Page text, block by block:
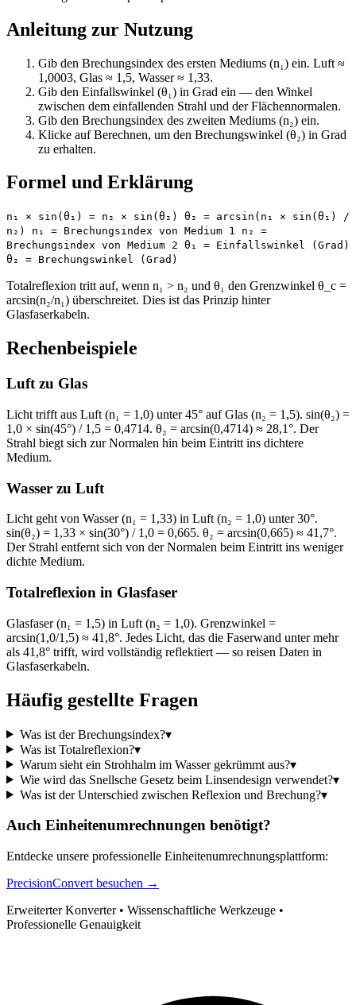
Anleitung zur Nutzung
Gib den Brechungsindex des ersten Mediums (n₁) ein. Luft ≈
1,0003, Glas ≈ 1,5, Wasser ≈ 1,33.
Gib den Einfallswinkel (θ₁) in Grad ein — den Winkel
zwischen dem einfallenden Strahl und der Flächennormalen.
Gib den Brechungsindex des zweiten Mediums (n₂) ein.
Klicke auf Berechnen, um den Brechungswinkel (θ₂) in Grad
zu erhalten.
Formel und Erklärung
n₁ × sin(θ₁) = n₂ × sin(θ₂) θ₂ = arcsin(n₁ × sin(θ₁) /
n₂) n₁ = Brechungsindex von Medium 1 n₂ =
Brechungsindex von Medium 2 θ₁ = Einfallswinkel (Grad)
θ₂ = Brechungswinkel (Grad)
Totalreflexion tritt auf, wenn n₁ > n₂ und θ₁ den Grenzwinkel θ_c =
arcsin(n₂/n₁) überschreitet. Dies ist das Prinzip hinter
Glasfaserkabeln.
Rechenbeispiele
Luft zu Glas
Licht trifft aus Luft (n₁ = 1,0) unter 45° auf Glas (n₂ = 1,5). sin(θ₂) =
1,0 × sin(45°) / 1,5 = 0,4714. θ₂ = arcsin(0,4714) ≈ 28,1°. Der
Strahl biegt sich zur Normalen hin beim Eintritt ins dichtere
Medium.
Wasser zu Luft
Licht geht von Wasser (n₁ = 1,33) in Luft (n₂ = 1,0) unter 30°.
sin(θ₂) = 1,33 × sin(30°) / 1,0 = 0,665. θ₂ = arcsin(0,665) ≈ 41,7°.
Der Strahl entfernt sich von der Normalen beim Eintritt ins weniger
dichte Medium.
Totalreflexion in Glasfaser
Glasfaser (n₁ = 1,5) in Luft (n₂ = 1,0). Grenzwinkel =
arcsin(1,0/1,5) ≈ 41,8°. Jedes Licht, das die Faserwand unter mehr
als 41,8° trifft, wird vollständig reflektiert — so reisen Daten in
Glasfaserkabeln.
Häufig gestellte Fragen
Was ist der Brechungsindex?▾
Was ist Totalreflexion?▾
Warum sieht ein Strohhalm im Wasser gekrümmt aus?▾
Wie wird das Snellsche Gesetz beim Linsendesign verwendet?▾
Was ist der Unterschied zwischen Reflexion und Brechung?▾
Auch Einheitenumrechnungen benötigt?
Entdecke unsere professionelle Einheitenumrechnungsplattform:
PrecisionConvert besuchen →
Erweiterter Konverter • Wissenschaftliche Werkzeuge •
Professionelle Genauigkeit